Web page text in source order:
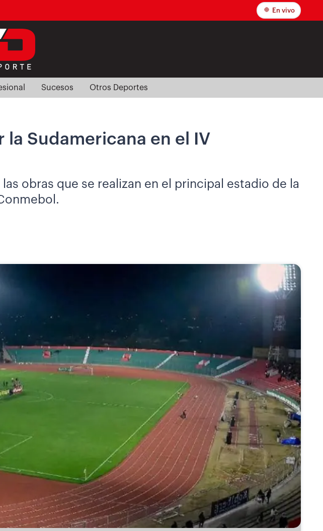
En vivo
Sucesos Otros Deportes
la Sudamericana en el IV
obras que se realizan en el principal estadio de la